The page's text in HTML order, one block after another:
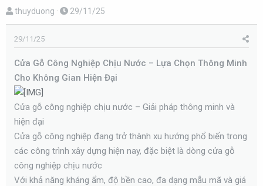
T
h
r
e
a
d
s
t
a
r
thuyduong
N
g
y
g
ử
29/11/25
29/11/25
Cửa Gỗ Công Nghiệp Chịu Nước – Lựa Chọn Thông Minh
Cho Không Gian Hiện Đại
Cửa gỗ công nghiệp chịu nước – Giải pháp thông minh và
hiện đại
Cửa gỗ công nghiệp đang trở thành xu hướng phổ biến trong
các công trình xây dựng hiện nay, đặc biệt là dòng cửa gỗ
công nghiệp chịu nước
Với khả năng kháng ẩm, độ bền cao, đa dạng mẫu mã và giá